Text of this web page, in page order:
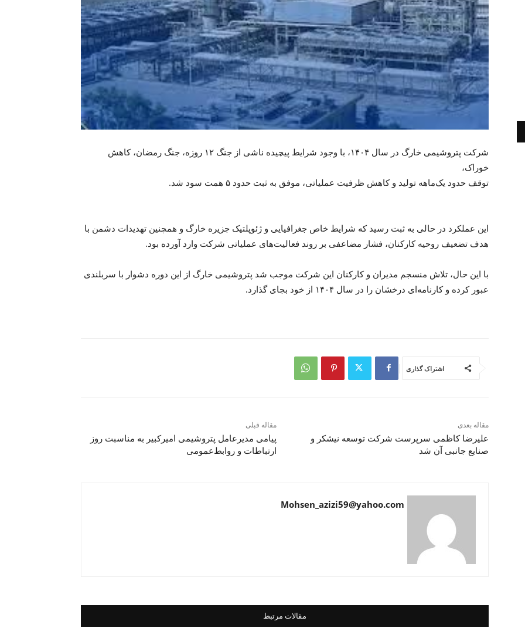
شرکت پتروشیمی خارگ در سال ۱۴۰۴، با وجود شرایط پیچیده ناشی از جنگ ۱۲ روزه، جنگ رمضان، کاهش
خوراک،
توقف حدود یک‌ماهه تولید و کاهش ظرفیت عملیاتی، موفق به ثبت حدود ۵ همت سود شد.
این عملکرد در حالی به ثبت رسید که شرایط خاص جغرافیایی و ژئوپلتیک جزیره خارگ و همچنین تهدیدات دشمن با
هدف تضعیف روحیه کارکنان، فشار مضاعفی بر روند فعالیت‌های عملیاتی شرکت وارد آورده بود.
با این حال، تلاش منسجم مدیران و کارکنان این شرکت موجب شد پتروشیمی خارگ از این دوره دشوار با سربلندی
عبور کرده و کارنامه‌ای درخشان را در سال ۱۴۰۴ از خود بجای گذارد.
اشتراک گذاری
مقاله قبلی
پیامی مدیرعامل پتروشیمی امیرکبیر به مناسبت روز
ارتباطات و روابط‌عمومی
مقاله بعدی
علیرضا کاظمی سرپرست شرکت توسعه نیشکر و
صنایع جانبی آن شد
Mohsen_azizi59@yahoo.com
مقالات مرتبط